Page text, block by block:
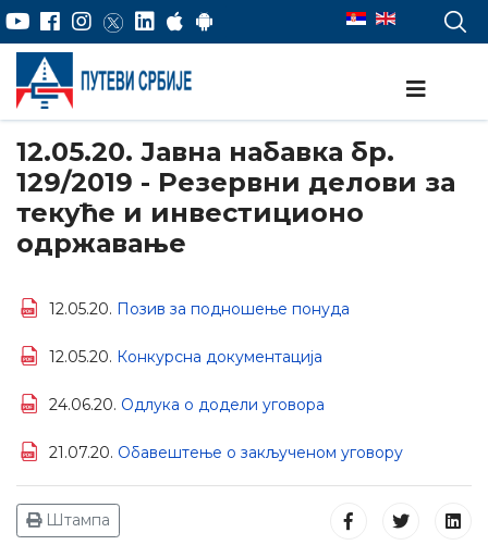
12.05.20. Јавна набавка бр.
129/2019 - Резервни делови за
текуће и инвестиционо
одржавање
12.05.20. Позив за подношење понуда
12.05.20. Конкурсна документација
24.06.20. Одлука о додели уговора
21.07.20. Обавештење о закљученом уговору
Штампа